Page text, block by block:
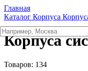
Главная
Каталог Корпуса
Корпуса
Товаров: 134